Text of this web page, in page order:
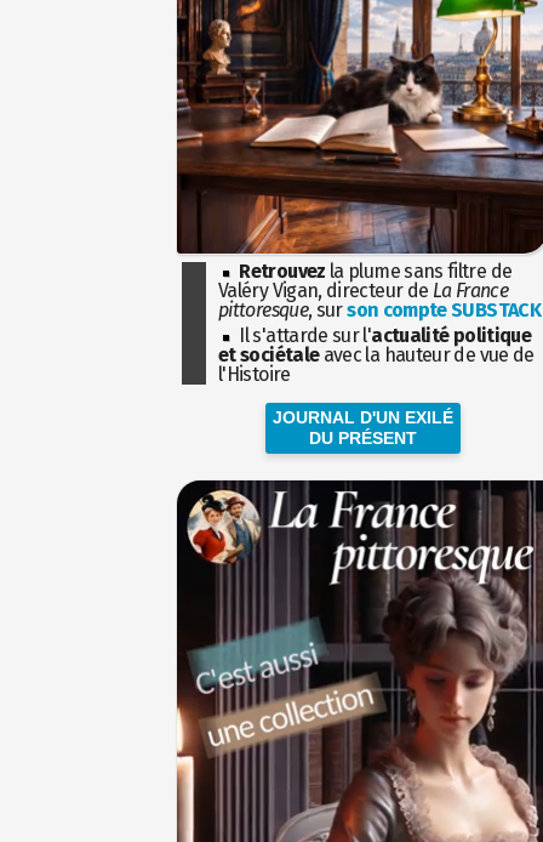
Retrouvez la plume sans filtre de
Valéry Vigan, directeur de La France
pittoresque, surson compte SUBSTACK
Il s'attarde sur l'actualité politique
et sociétaleavec la hauteur de vue de
l'Histoire
JOURNAL D'UN EXILÉ
DU PRÉSENT